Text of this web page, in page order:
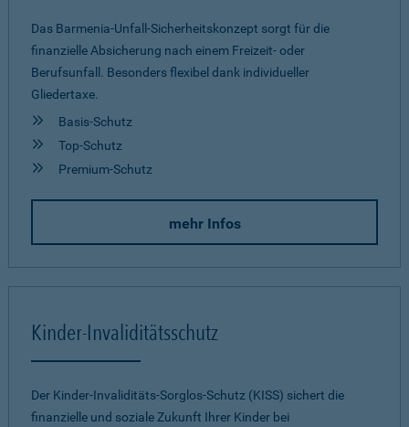
Das Barmenia-Unfall-Sicherheitskonzept sorgt für die
finanzielle Absicherung nach einem Freizeit- oder
Berufsunfall. Besonders flexibel dank individueller
Gliedertaxe.
Basis-Schutz
Top-Schutz
Premium-Schutz
mehr Infos
Kinder-Invaliditätsschutz
Der Kinder-Invaliditäts-Sorglos-Schutz (KISS) sichert die
finanzielle und soziale Zukunft Ihrer Kinder bei